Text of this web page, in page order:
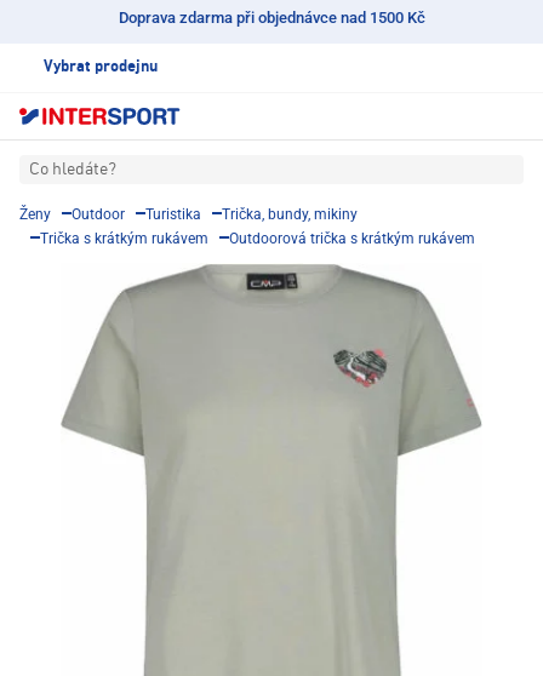
Doprava zdarma při objednávce nad 1500 Kč
Vybrat prodejnu
Co hledáte?
Ženy Outdoor Turistika
Trička, bundy, mikiny
Trička s krátkým rukávem
Outdoorová trička s krátkým rukávem